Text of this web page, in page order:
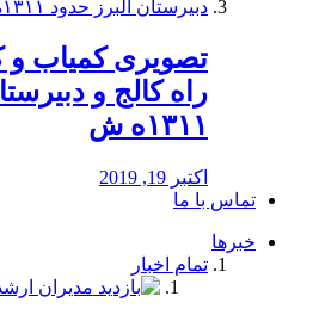
️تصویری کمیاب و
راه كالج و
۱۳۱۱ه ش
اکتبر 19, 2019
تماس با ما
خبرها
تمام اخبار